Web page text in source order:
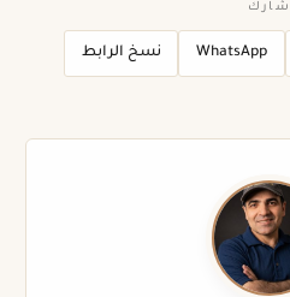
شارك
WhatsApp نسخ الرابط